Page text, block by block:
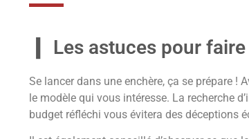
Les astuces pour
Se lancer dans une enchère, ça se prépare !
le modèle qui vous intéresse. La recherche
budget réfléchi vous évitera des déceptions